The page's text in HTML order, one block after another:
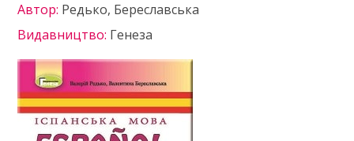
Автор: Редько, Береславська
Видавництво: Генеза